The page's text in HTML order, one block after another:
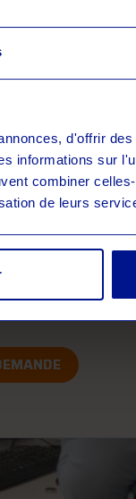
d'offrir
informations sur
combiner
de leurs
être contacté(e) par